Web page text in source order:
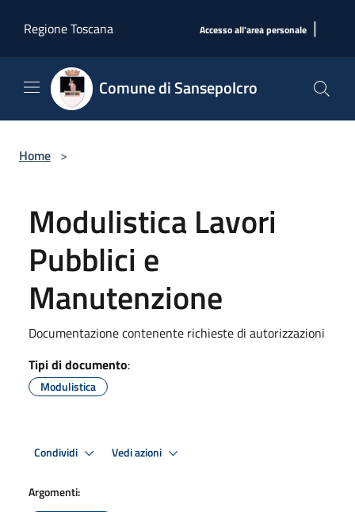
Regione Toscana
Accesso all'area personale |
Comune di Sansepolcro
Home >
Modulistica Lavori
Pubblici e
Manutenzione
Documentazione contenente richieste di autorizzazioni
Tipi di documento:
Modulistica
Condividi Vedi azioni
Argomenti: